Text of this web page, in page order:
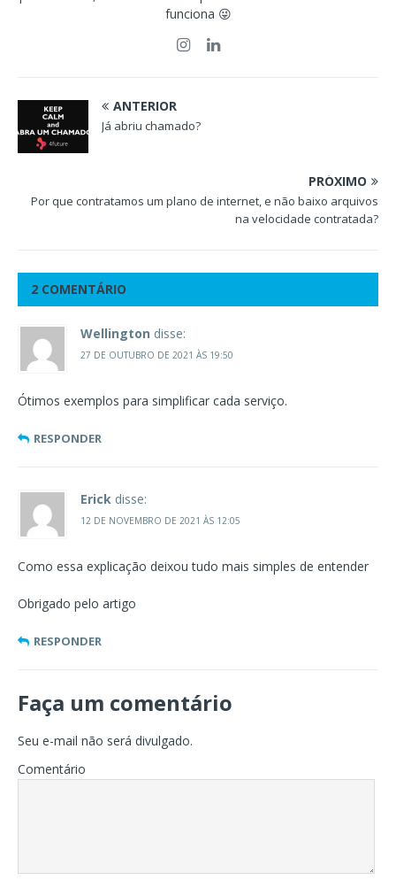
funciona 😜
ANTERIOR
Já abriu chamado?
PRÓXIMO
Por que contratamos um plano de internet, e não baixo arquivos
na velocidade contratada?
2 COMENTÁRIO
Wellington disse:
27 DE OUTUBRO DE 2021 ÀS 19:50
Ótimos exemplos para simplificar cada serviço.
RESPONDER
Erick disse:
12 DE NOVEMBRO DE 2021 ÀS 12:05
Como essa explicação deixou tudo mais simples de entender
Obrigado pelo artigo
RESPONDER
Faça um comentário
Seu e-mail não será divulgado.
Comentário